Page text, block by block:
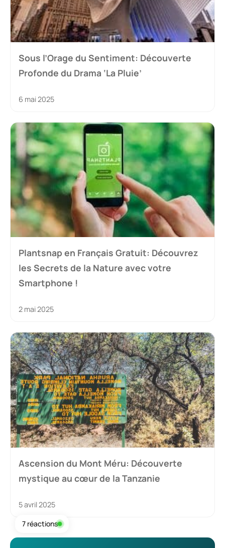
Sous l’Orage du Sentiment: Découverte
Profonde du Drama ‘La Pluie’
6 mai 2025
Plantsnap en Français Gratuit: Découvrez
les Secrets de la Nature avec votre
Smartphone !
2 mai 2025
Ascension du Mont Méru: Découverte
mystique au cœur de la Tanzanie
5 avril 2025
7 réactions